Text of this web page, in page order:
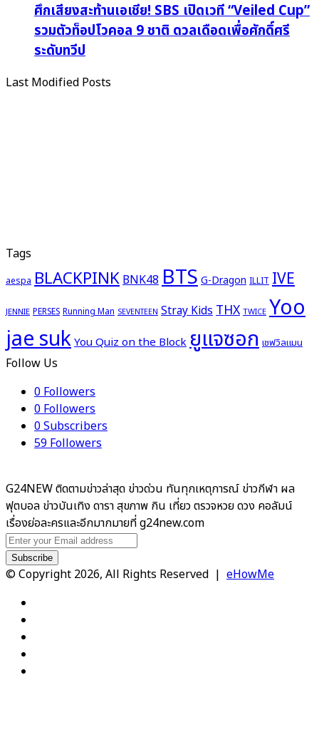
ศึกเสียงสะท้านเอเชีย! SBS เปิดเวที “Veiled Cup”
รวมตัวท็อปโวคอล 9 ชาติ ดวลเดือดเพื่อศักดิ์ศรี
ระดับทวีป
Last Modified Posts
Tags
aespa BLACKPINK BNK48 BTSG-Dragon ILLIT IVE
JENNIE PERSES Running Man SEVENTEEN Stray Kids THX TWICE Yoo
jae sukYou Quiz on the Blockยูแจซอก เชฟวิลแมน
Follow Us
0 Followers
0 Followers
0Subscribers
59 Followers
G24NEW ติดตามข่าวล่าสุด ข่าวด่วน ทันทุกเหตุการณ์ ข่าวกีฬา ผล
ฟุตบอล ข่าวบันเทิง ดารา สุขภาพ กิน เที่ยว ตรวจหวย ดวง คอลัมน์
เรื่องย่อละครและอีกมากมายที่ g24new.com
Enter
your
Email
© Copyright 2026, All Rights Reserved | eHowMe